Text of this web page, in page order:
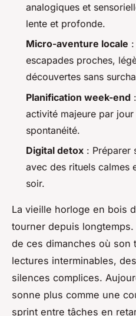
analogiques et
lente et profonde.
Micro-aventure locale
escapades proches,
découvertes sans
Planification week-end
activité majeure par
spontanéité.
Digital detox : Préparer
avec des rituels calmes
soir.
La vieille horloge en bois
tourner depuis
de ces dimanches où son
lectures interminables,
silences complices.
sonne plus comme une
sprint entre tâches en